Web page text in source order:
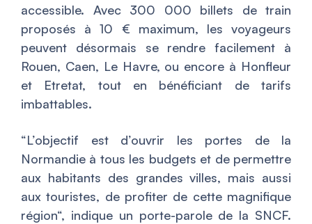
accessible. Avec 300 000 billets de train
proposés à 10 € maximum, les voyageurs
peuvent désormais se rendre facilement à
Rouen, Caen, Le Havre, ou encore à Honfleur
et Etretat, tout en bénéficiant de tarifs
imbattables.
“L’objectif est d’ouvrir les portes de la
Normandie à tous les budgets et de permettre
aux habitants des grandes villes, mais aussi
aux touristes, de profiter de cette magnifique
région“, indique un porte-parole de la SNCF.